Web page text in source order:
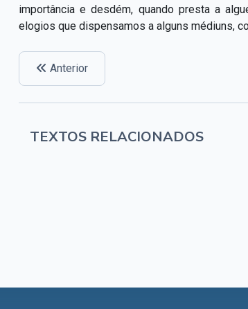
importância e desdém, quando presta a
elogios que dispensamos a alguns médiuns,
Anterior
TEXTOS RELACIONADOS